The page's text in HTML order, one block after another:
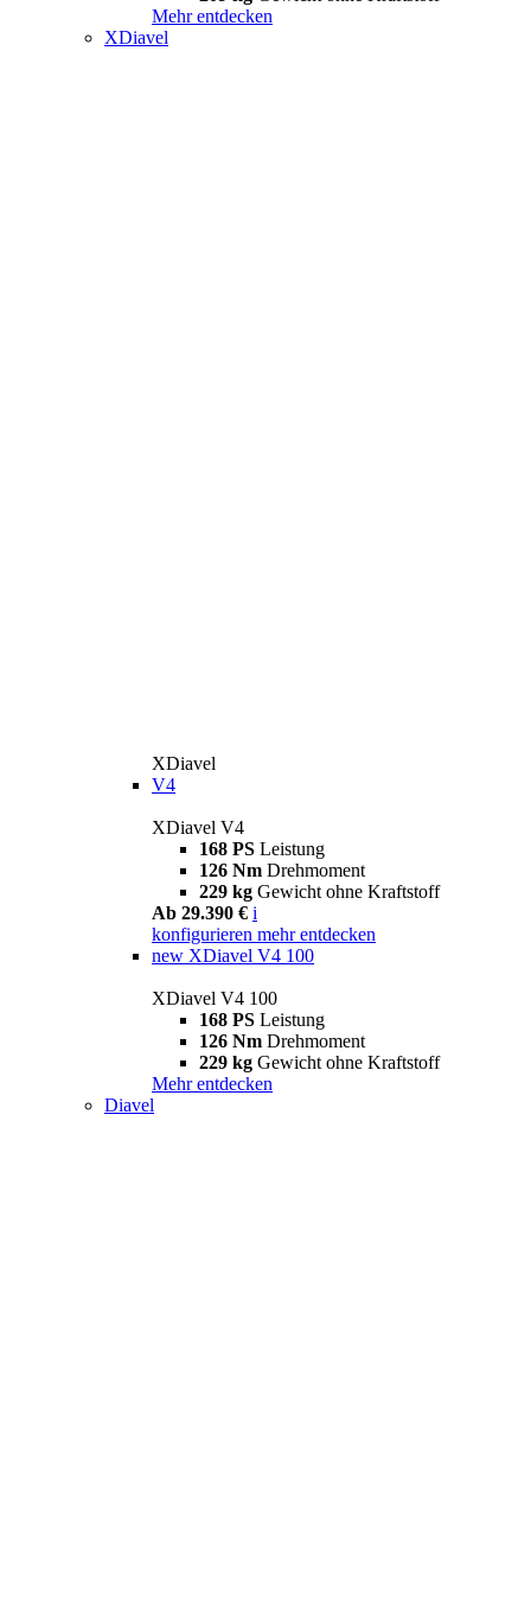
Mehr entdecken
XDiavel
XDiavel
V4
XDiavel V4
168 PS Leistung
126 Nm Drehmoment
229 kg Gewicht ohne Kraftstoff
Ab 29.390 € i
konfigurieren mehr entdecken
new XDiavel V4 100
XDiavel V4 100
168 PS Leistung
126 Nm Drehmoment
229 kg Gewicht ohne Kraftstoff
Mehr entdecken
Diavel